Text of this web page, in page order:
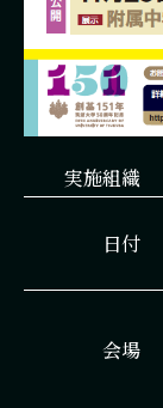
実施組織
日付
会場